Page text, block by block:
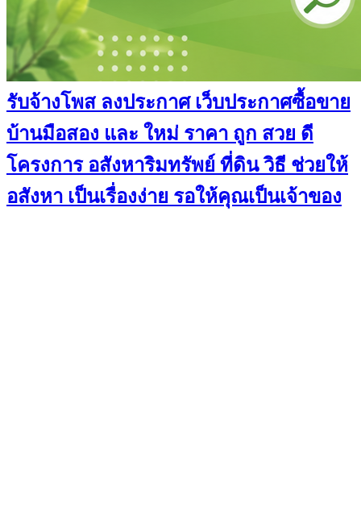
รับจ้างโพส ลงประกาศ เว็บประกาศซื้อขาย
บ้านมือสอง และ ใหม่ ราคา ถูก สวย ดี
โครงการ อสังหาริมทรัพย์ ที่ดิน วิธี ช่วยให้
อสังหา เป็นเรื่องง่าย รอให้คุณเป็นเจ้าของ